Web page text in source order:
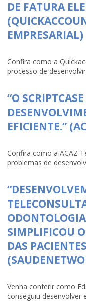
DE FATURA
EMPRESARIAL)
Confira como a
processo de
“O
EFICIENTE.”
Confira como a ACAZ
problemas de
SIMPLIFICOU
DAS
Venha conferir como
conseguiu desenvolver